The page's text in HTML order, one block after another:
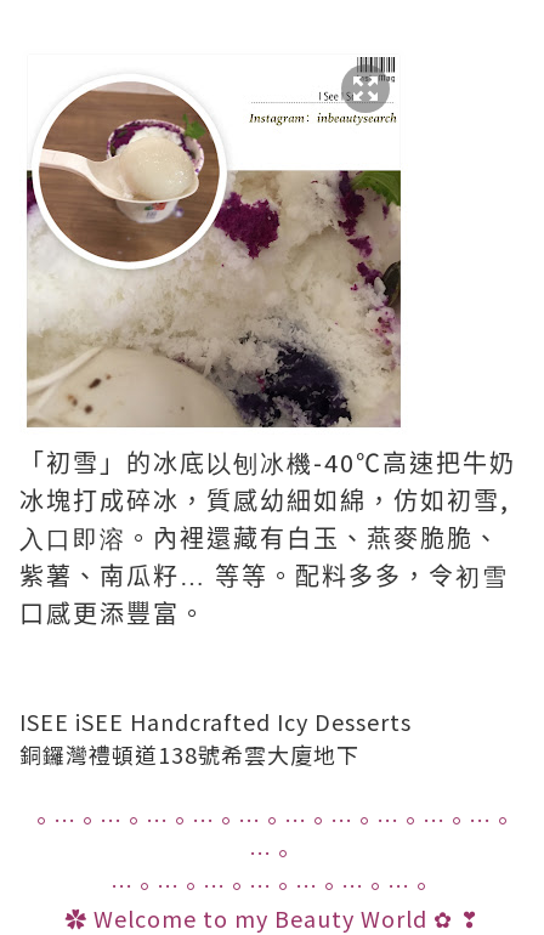
「初雪」的冰底 以刨冰機-40℃高速把牛奶
冰塊打成碎冰，質感幼細如綿，仿如初雪,
入口即溶 。內裡還藏有白玉、燕麥脆脆、
紫薯、南瓜籽… 等等。配料多多，令初雪
口感更添豐富。
ISEE iSEE Handcrafted Icy Desserts
銅鑼灣禮頓道138號希雲大廈地下
。…。…。…。…。 …。…。…。…。…。…。
…。
…。…。…。…。…。…。…。
✿ Welcome to my Beauty World ✿ ❣